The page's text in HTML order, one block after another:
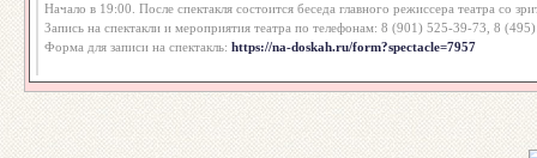
Начало в 19:00. После спектакля состоится беседа главного режиссера театра со
Запись на спектакли и мероприятия театра по телефонам: 8 (901) 525-39-73, 8
Форма для записи на спектакль: https://na-doskah.ru/form?spectacle=7957